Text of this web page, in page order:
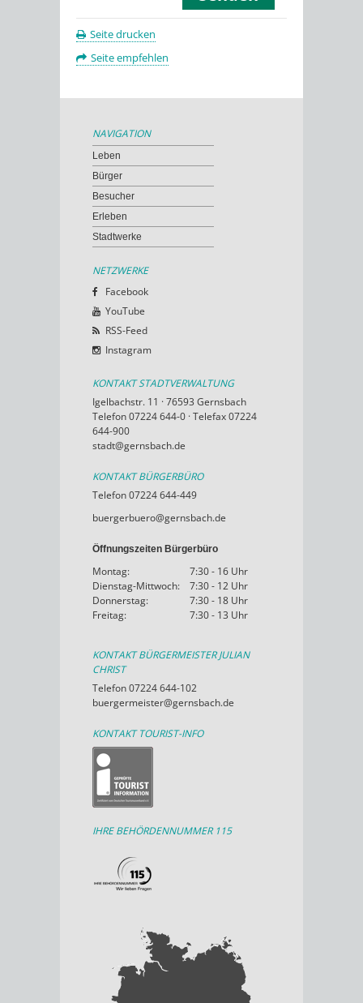
Seite drucken
Seite empfehlen
NAVIGATION
Leben
Bürger
Besucher
Erleben
Stadtwerke
NETZWERKE
Facebook
YouTube
RSS-Feed
Instagram
KONTAKT STADTVERWALTUNG
Igelbachstr. 11 · 76593 Gernsbach
Telefon 07224 644-0 · Telefax 07224
644-900
stadt@gernsbach.de
KONTAKT BÜRGERBÜRO
Telefon 07224 644-449
buergerbuero@gernsbach.de
Öffnungszeiten Bürgerbüro
Montag:
7:30 - 16 Uhr
Dienstag-Mittwoch:
7:30 - 12 Uhr
Donnerstag:
7:30 - 18 Uhr
Freitag:
7:30 - 13 Uhr
KONTAKT BÜRGERMEISTER JULIAN
CHRIST
Telefon 07224 644-102
buergermeister@gernsbach.de
KONTAKT TOURIST-INFO
IHRE BEHÖRDENNUMMER 115